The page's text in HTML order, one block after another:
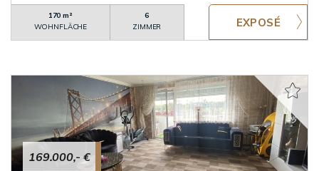
170 m²
WOHNFLÄCHE
6
ZIMMER
169.000,- €